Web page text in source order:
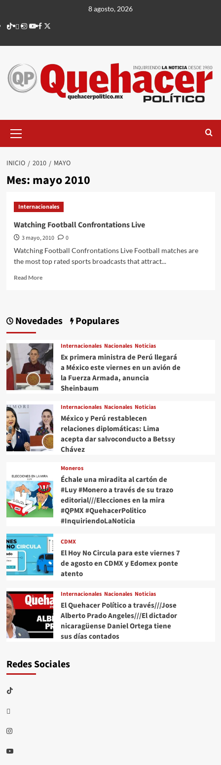
contenido
8 agosto, 2026
TikTok
threads
Instagram
Youtube
Facebook
X
principal
INICIO 2010 MAYO
Mes: mayo 2010
Internacionales
Watching Football Confrontations Live
3 mayo, 2010
0
Watching Football Confrontations Live Football matches are
the most top rated sports broadcasts that attract...
Read MoreRead
Confrontations
Novedades Populares
Internacionales Nacionales Noticias
Ex primera ministra de Perú llegará
a México este viernes en un avión de
la Fuerza Armada, anuncia
Sheinbaum
Internacionales Nacionales Noticias
México y Perú restablecen
relaciones diplomáticas: Lima
acepta dar salvoconducto a Betssy
Chávez
Moneros
Échale una miradita al cartón de
#Luy #Monero a través de su trazo
editorial///Elecciones en la mira
#QPMX #QuehacerPolitico
#InquiriendoLaNoticia
CDMX
El Hoy No Circula para este viernes 7
de agosto en CDMX y Edomex ponte
atento
Internacionales Nacionales Noticias
El Quehacer Político a través///Jose
Alberto Prado Angeles///El dictador
nicaragüense Daniel Ortega tiene
sus días contados
Redes Sociales
TikTok
threads
Instagram
Youtube